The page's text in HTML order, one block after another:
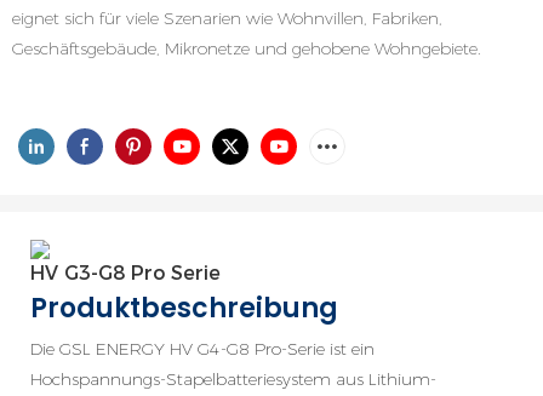
eignet sich für viele Szenarien wie Wohnvillen, Fabriken,
Geschäftsgebäude, Mikronetze und gehobene Wohngebiete.
HV G3-G8 Pro Serie
Produktbeschreibung
Die GSL ENERGY HV G4-G8 Pro-Serie ist ein
Hochspannungs-Stapelbatteriesystem aus Lithium-